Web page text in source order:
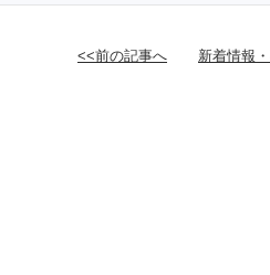
<<前の記事へ 新着情報